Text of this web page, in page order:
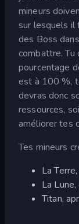
mineurs
sur lesquels il
des Boss
combattre.
pourcentage
est à 100 %,
devras donc
ressources,
améliorer tes
Tes mineurs
La
La
Titan,